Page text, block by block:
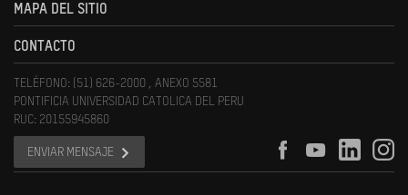
MAPA DEL SITIO
CONTACTO
TELÉFONO: (51) 626-2000 , ANEXO 5581
PONTIFICIA UNIVERSIDAD CATOLICA DEL PERU
RUC: 20155945860
ENVIAR MENSAJE